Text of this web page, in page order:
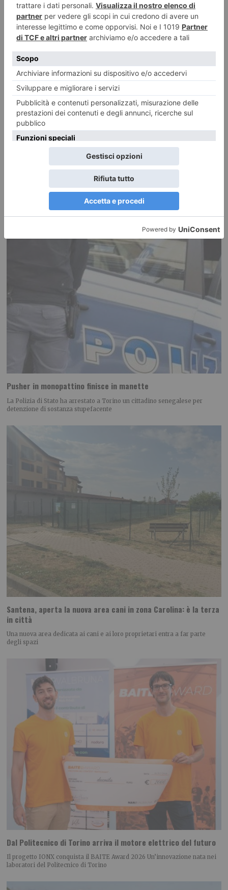
Nuovi orari Nidi comunali: coinvolti 77 Comuni piemontesi
Dalla Regione 1,5 milioni di euro per ampliare gli orari dei servizi a parità
Pusher in monopattino finisce in manette
La Polizia di Stato ha arrestato a Torino un cittadino senegalese per
detenzione di sostanza stupefacente
Santena, aperta la nuova area cani in zona Carolina: è la terza
in città
Una nuova area dedicata ai cani e ai loro proprietari entra a far parte
degli spazi
Dal Politecnico di Torino arriva il motore elettrico del futuro
Il progetto IONX conquista il BAITE Award 2026 Un’innovazione nata nei
laboratori del Politecnico di Torino